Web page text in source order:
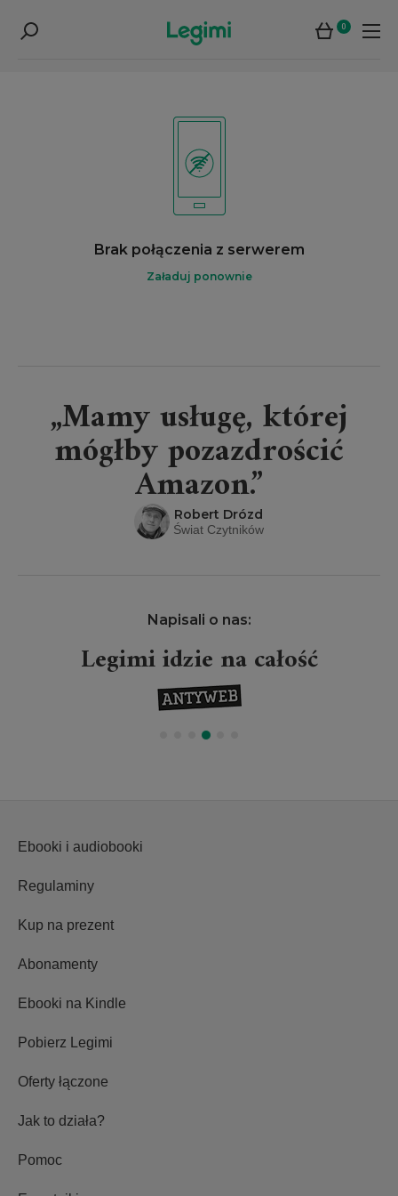
0
Brak połączenia z serwerem
Załaduj ponownie
„Mamy usługę, której
mógłby pozazdrościć
Amazon.”
Robert Drózd
Świat Czytników
Napisali o nas:
Legimi idzie na całość
Ebooki i audiobooki
Regulaminy
Kup na prezent
Abonamenty
Ebooki na Kindle
Pobierz Legimi
Oferty łączone
Jak to działa?
Pomoc